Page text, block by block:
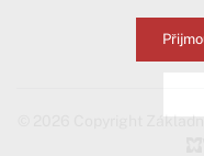
© 2026 Copyright